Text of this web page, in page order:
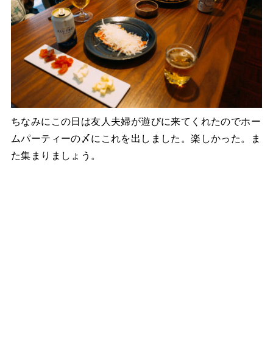
ちなみにこの日は友人夫婦が遊びに来てくれたのでホー
ムパーティーの〆にこれを出しました。楽しかった。ま
た集まりましょう。